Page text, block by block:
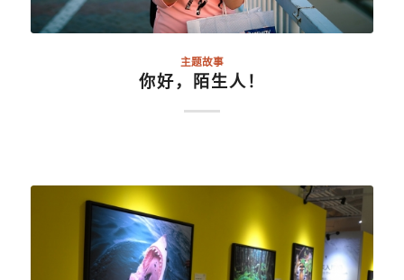
主题故事
你好，陌生人！